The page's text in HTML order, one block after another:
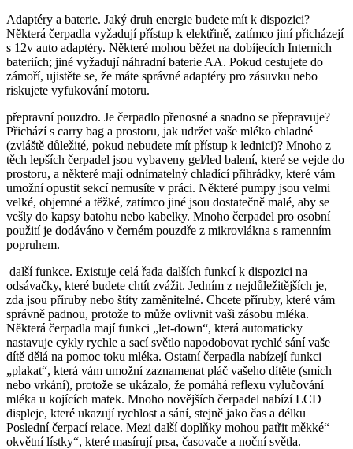
Adaptéry a baterie. Jaký druh energie budete mít k dispozici?
Některá čerpadla vyžadují přístup k elektřině, zatímco jiní přicházejí
s 12v auto adaptéry. Některé mohou běžet na dobíjecích Interních
bateriích; jiné vyžadují náhradní baterie AA. Pokud cestujete do
zámoří, ujistěte se, že máte správné adaptéry pro zásuvku nebo
riskujete vyfukování motoru.
přepravní pouzdro. Je čerpadlo přenosné a snadno se přepravuje?
Přichází s carry bag a prostoru, jak udržet vaše mléko chladné
(zvláště důležité, pokud nebudete mít přístup k lednici)? Mnoho z
těch lepších čerpadel jsou vybaveny gel/led balení, které se vejde do
prostoru, a některé mají odnímatelný chladící přihrádky, které vám
umožní opustit sekcí nemusíte v práci. Některé pumpy jsou velmi
velké, objemné a těžké, zatímco jiné jsou dostatečně malé, aby se
vešly do kapsy batohu nebo kabelky. Mnoho čerpadel pro osobní
použití je dodáváno v černém pouzdře z mikrovlákna s ramenním
popruhem.
další funkce. Existuje celá řada dalších funkcí k dispozici na
odsávačky, které budete chtít zvážit. Jedním z nejdůležitějších je,
zda jsou příruby nebo štíty zaměnitelné. Chcete příruby, které vám
správně padnou, protože to může ovlivnit vaši zásobu mléka.
Některá čerpadla mají funkci „let-down“, která automaticky
nastavuje cykly rychle a sací světlo napodobovat rychlé sání vaše
dítě dělá na pomoc toku mléka. Ostatní čerpadla nabízejí funkci
„plakat“, která vám umožní zaznamenat pláč vašeho dítěte (smích
nebo vrkání), protože se ukázalo, že pomáhá reflexu vylučování
mléka u kojících matek. Mnoho novějších čerpadel nabízí LCD
displeje, které ukazují rychlost a sání, stejně jako čas a délku
Poslední čerpací relace. Mezi další doplňky mohou patřit měkké“
okvětní lístky“, které masírují prsa, časovače a noční světla.